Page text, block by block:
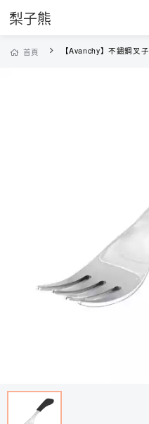
梨子熊
首頁 【Avanchy】不鏽鋼叉